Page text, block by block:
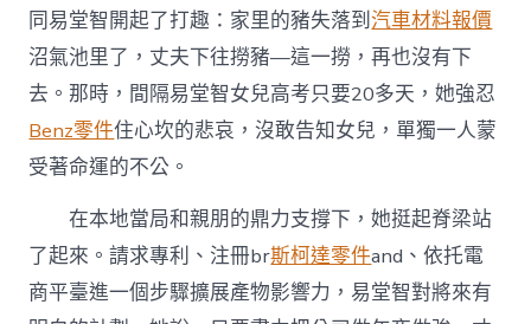
同易堂智開起了打趣：家里的豬失落到汽車材料報價
沼氣池里了，丈夫下往撈豬—這一撈，再也沒有下
去。那時，間隔易堂智女兒高考只要20多天，她強忍
Benz零件住心坎的悲哀，沒敢告知女兒，單獨一人蒙
受著命運的不公。
在本地當局和親朋的鼎力支撐下，她挺起脊梁站
了起來。請求專利、注冊br斯柯達零件and、依托電
商平臺進一個步驟擴展產物影響力，易堂智對將來有